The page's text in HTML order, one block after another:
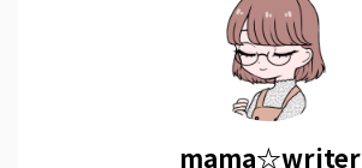
mama☆writer